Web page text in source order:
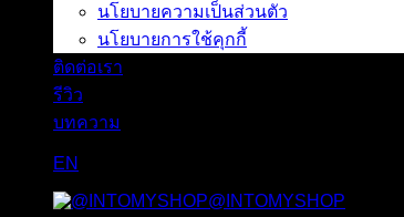
นโยบายความเป็นส่วนตัว
นโยบายการใช้คุกกี้
ติดต่อเรา
รีวิว
บทความ
EN
@INTOMYSHOP